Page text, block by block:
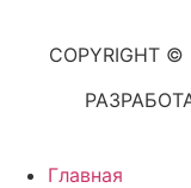
COPYRIGHT
Главная